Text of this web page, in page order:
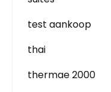
test aankoop
thai
thermae 2000